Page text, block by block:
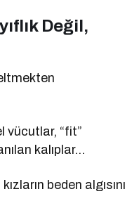
Değil,
vücutlar, “fit”
kalıplar…
beden algısını